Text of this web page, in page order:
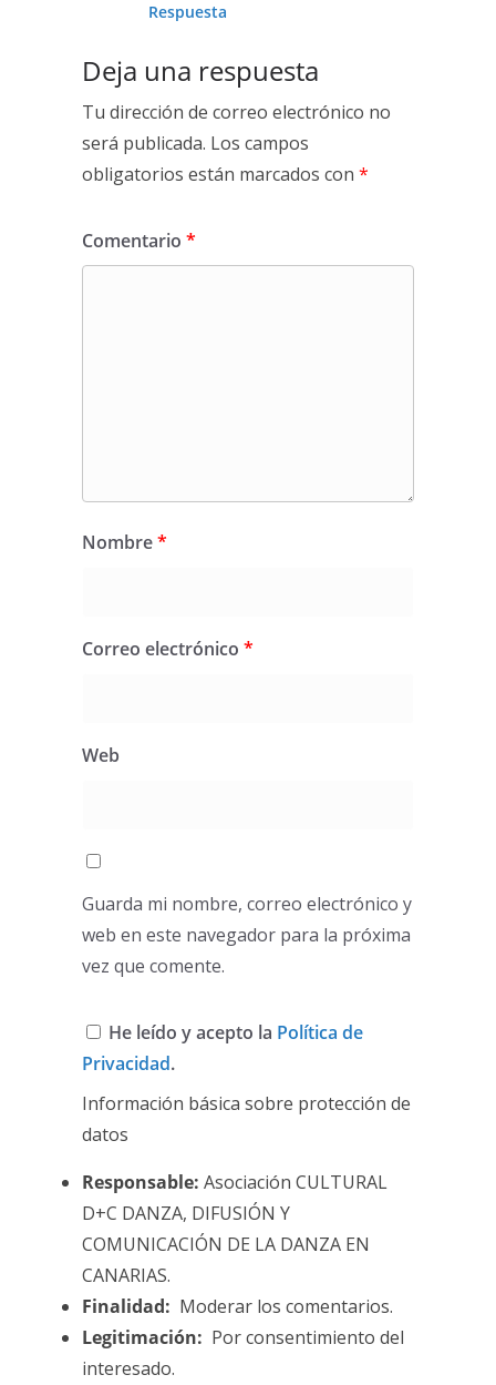
Respuesta
Deja una respuesta
Tu dirección de correo electrónico no
será publicada. Los campos
obligatorios están marcados con *
Comentario *
Nombre*
Correo electrónico *
Web
Guarda mi nombre, correo electrónico y
web en este navegador para la próxima
vez que comente.
He leído y acepto la Política de
Privacidad.
Información básica sobre protección de
datos
Responsable: Asociación CULTURAL
D+C DANZA, DIFUSIÓN Y
COMUNICACIÓN DE LA DANZA EN
CANARIAS.
Finalidad: Moderar los comentarios.
Legitimación: Por consentimiento del
interesado.